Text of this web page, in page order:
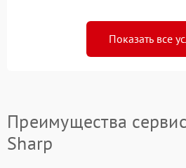
Показать все
Преимущества
Sharp